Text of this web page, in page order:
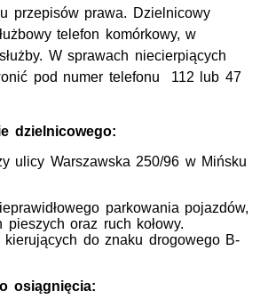
przepisów prawa. Dzielnicowy
telefon komórkowy, w
W sprawach niecierpiących
pod numer telefonu 112 lub 47
dzielnicowego:
ulicy Warszawska 250/96 w Mińsku
parkowania pojazdów,
pieszych oraz ruch kołowy.
kierujących do znaku drogowego B-
osiągnięcia: